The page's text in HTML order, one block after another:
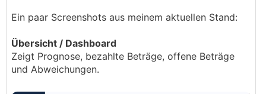
Ein paar Screenshots aus meinem aktuellen Stand:
Übersicht / Dashboard
Zeigt Prognose, bezahlte Beträge, offene Beträge
und Abweichungen.